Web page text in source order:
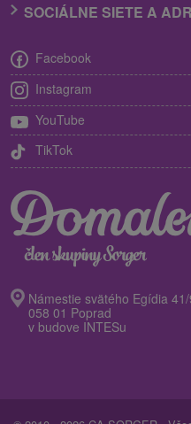
SOCIÁLNE SIETE A
Facebook
Instagram
YouTube
TikTok
Námestie svätého Egídia
058 01 Poprad
v budove INTESu